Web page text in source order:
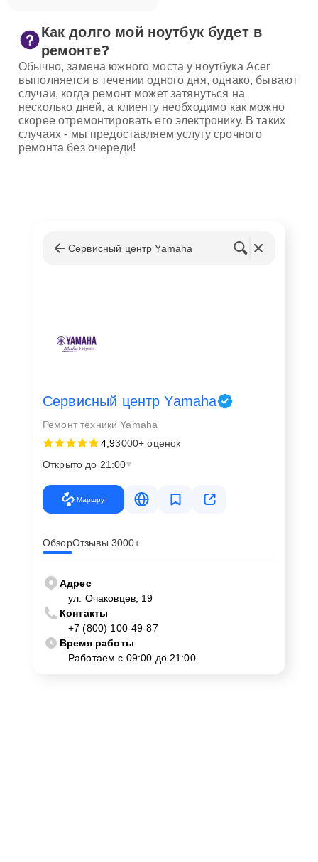
Как долго мой ноутбук будет в
ремонте?
Обычно, замена южного моста у ноутбука Acer
выполняется в течении одного дня, однако, бывают
случаи, когда ремонт может затянуться на
несколько дней, а клиенту необходимо как можно
скорее отремонтировать его электронику. В таких
случаях - мы предоставляем услугу срочного
ремонта без очереди!
Сервисный центр Yamaha
Сервисный центр Yamaha
Ремонт техники Yamaha
4,93000+ оценок
Открыто до 21:00
Маршрут
ОбзорОтзывы 3000+
Адрес
ул. Очаковцев, 19
Контакты
+7 (800) 100-49-87
Время работы
Работаем с 09:00 до 21:00